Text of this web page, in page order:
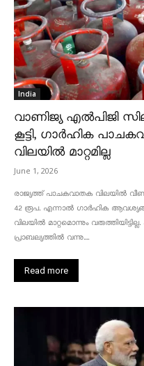
India
വാണിജ്യ എൽപിജി
കൂട്ടി, ഗാർഹിക
വിലയിൽ മാറ്റമില്ല
June 1, 2026
രാജ്യത്ത് പാചകവാതക വിലയിൽ
42 രൂപ. എന്നാൽ ഗാർഹിക
വിലയിൽ മാറ്റമൊന്നും
പ്രാബല്യത്തിൽ വന്നു....
Read more